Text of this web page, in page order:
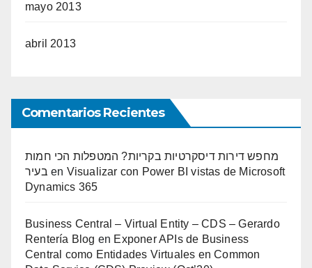
mayo 2013
abril 2013
Comentarios Recientes
מחפש דירות דיסקרטיות בקריות? המטפלות הכי חמות
בעיר en Visualizar con Power BI vistas de Microsoft
Dynamics 365
Business Central – Virtual Entity – CDS – Gerardo
Rentería Blog en Exponer APIs de Business
Central como Entidades Virtuales en Common